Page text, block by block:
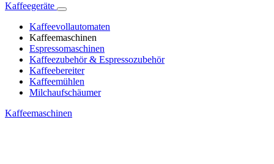
Kaffeegeräte
Kaffeevollautomaten
Kaffeemaschinen
Espressomaschinen
Kaffeezubehör & Espressozubehör
Kaffeebereiter
Kaffeemühlen
Milchaufschäumer
Kaffeemaschinen